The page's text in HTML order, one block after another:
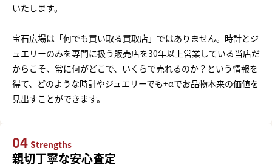
いたします。
宝石広場は「何でも買い取る買取店」ではありません。時計とジ
ュエリーのみを専門に扱う販売店を30年以上営業している当店だ
からこそ、常に何がどこで、いくらで売れるのか？という情報を
得て、どのような時計やジュエリーでも+αでお品物本来の価値を
見出すことができます。
04 Strengths
親切丁寧な安心査定